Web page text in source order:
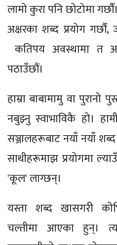
लामो कुरा पनि छोटोमा
अक्षरका शब्द प्रयोग
कतिपय अवस्थामा त
पठाउँछौं।
हाम्रा बाबामामु वा पुरानो
नबुझ्नु स्वाभाविकै हो।
सञ्जालहरूबाट नयाँ नयाँ
साथीहरूमाझ प्रयोगमा
'कूल' लाग्छन्।
यस्ता शब्द खासगरी
चल्तीमा आएका हुन्।